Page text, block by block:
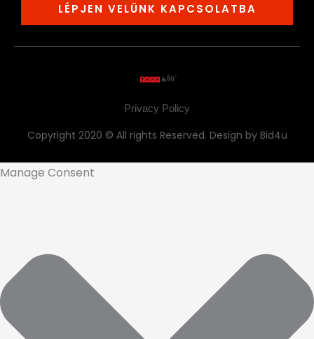
LÉPJEN VELÜNK KAPCSOLATBA
Privacy Policy
Copyright 2020 © All rights Reserved. Design by Bid4u
Manage Consent